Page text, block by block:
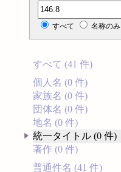
分類記号検索
すべて 名称のみ
すべて (41 件)
個人名 (0 件)
家族名 (0 件)
団体名 (0 件)
地名 (0 件)
統一タイトル (0 件)
著作 (0 件)
普通件名 (41 件)